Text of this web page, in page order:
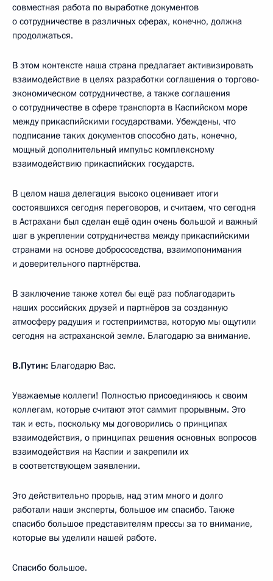
совместная работа по выработке документов
о сотрудничестве в различных сферах, конечно, должна
продолжаться.
В этом контексте наша страна предлагает активизировать
взаимодействие в целях разработки соглашения о торгово-
экономическом сотрудничестве, а также соглашения
о сотрудничестве в сфере транспорта в Каспийском море
между прикаспийскими государствами. Убеждены, что
подписание таких документов способно дать, конечно,
мощный дополнительный импульс комплексному
взаимодействию прикаспийских государств.
В целом наша делегация высоко оценивает итоги
состоявшихся сегодня переговоров, и считаем, что сегодня
в Астрахани был сделан ещё один очень большой и важный
шаг в укреплении сотрудничества между прикаспийскими
странами на основе добрососедства, взаимопонимания
и доверительного партнёрства.
В заключение также хотел бы ещё раз поблагодарить
наших российских друзей и партнёров за созданную
атмосферу радушия и гостеприимства, которую мы ощутили
сегодня на астраханской земле. Благодарю за внимание.
В.Путин: Благодарю Вас.
Уважаемые коллеги! Полностью присоединяюсь к своим
коллегам, которые считают этот саммит прорывным. Это
так и есть, поскольку мы договорились о принципах
взаимодействия, о принципах решения основных вопросов
взаимодействия на Каспии и закрепили их
в соответствующем заявлении.
Это действительно прорыв, над этим много и долго
работали наши эксперты, большое им спасибо. Также
спасибо большое представителям прессы за то внимание,
которые вы уделили нашей работе.
Спасибо большое.